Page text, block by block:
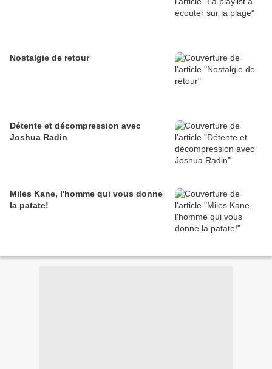
Nostalgie de retour
Détente et décompression avec
Joshua Radin
Miles Kane, l'homme qui vous donne
la patate!